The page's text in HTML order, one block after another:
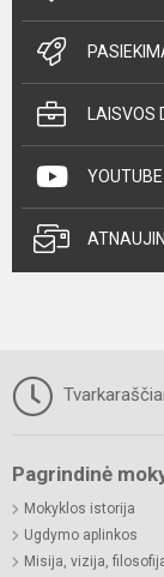
LAISVOS
YOUTUBE
Tvarkaraščiai
Pagrindinė
Mokyklos istorija
Ugdymo aplinkos
Misija, vizija,